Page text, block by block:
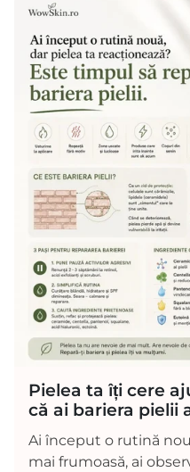
Pielea ta îți cere
că ai bariera pielii
Ai început o rutină
mai frumoasă, ai